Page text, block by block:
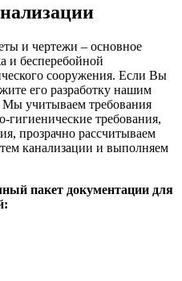
и чертежи – основное
и бесперебойной
сооружения. Если Вы
его разработку нашим
учитываем требования
гигиенические требования,
прозрачно рассчитываем
канализации и выполняем
пакет документации для